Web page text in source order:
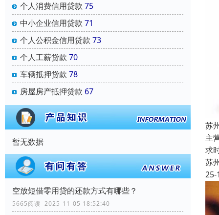
个人消费信用贷款 75
中小企业信用贷款 71
个人公积金信用贷款 73
个人工薪贷款 70
车辆抵押贷款 78
房屋房产抵押贷款 67
暂无数据
空放短借零用贷的还款方式有哪些？
5665阅读 2025-11-05 18:52:40
苏
主
求
苏
25-